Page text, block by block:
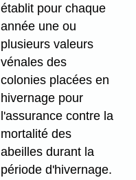
établit pour chaque
année une ou
plusieurs valeurs
vénales des
colonies placées en
hivernage pour
l'assurance contre la
mortalité des
abeilles durant la
période d'hivernage.